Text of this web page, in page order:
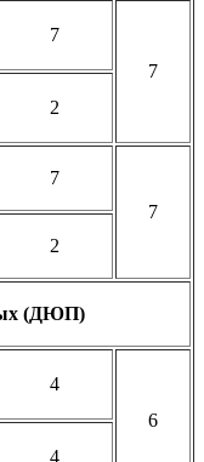
7
7
2
7
7
2
(ДЮП)
4
6
4